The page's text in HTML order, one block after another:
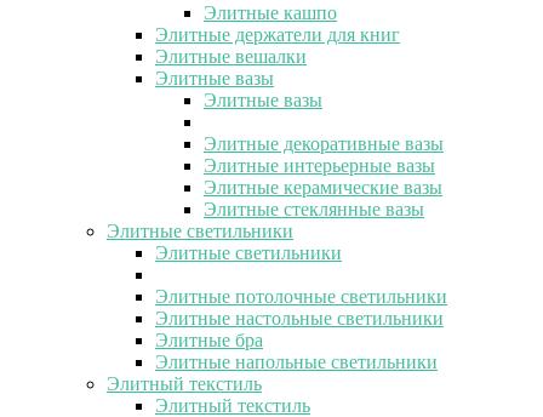
Элитные кашпо
Элитные держатели для книг
Элитные вешалки
Элитные вазы
Элитные вазы
Элитные декоративные вазы
Элитные интерьерные вазы
Элитные керамические вазы
Элитные стеклянные вазы
Элитные светильники
Элитные светильники
Элитные потолочные светильники
Элитные настольные светильники
Элитные бра
Элитные напольные светильники
Элитный текстиль
Элитный текстиль